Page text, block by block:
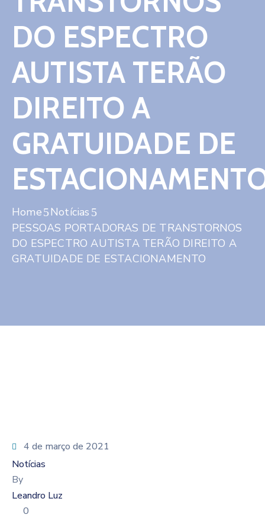
DO ESPECTRO
AUTISTA TERÃO
DIREITO A
GRATUIDADE DE
Home
Notícias
PESSOAS PORTADORAS DE TRANSTORNOS
DO ESPECTRO AUTISTA TERÃO DIREITO A
GRATUIDADE DE ESTACIONAMENTO
4 de março de 2021
Notícias
By
Leandro Luz
0